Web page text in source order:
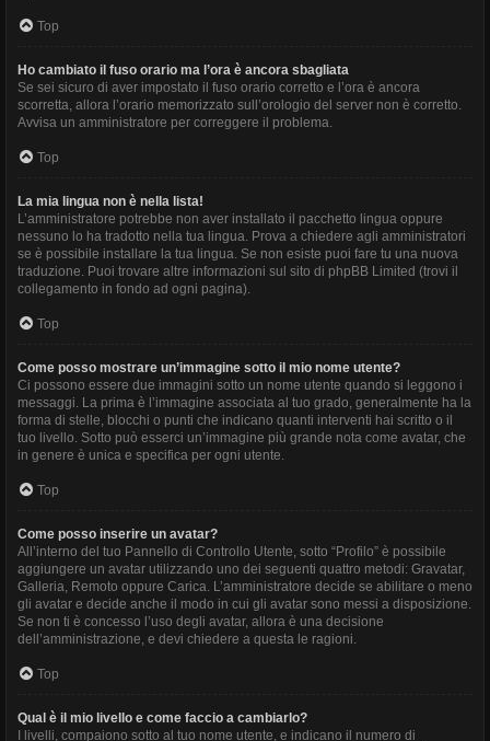
Top
Ho cambiato il fuso orario ma l’ora è ancora sbagliata
Se sei sicuro di aver impostato il fuso orario corretto e l’ora è ancora
scorretta, allora l’orario memorizzato sull’orologio del server non è corretto.
Avvisa un amministratore per correggere il problema.
Top
La mia lingua non è nella lista!
L’amministratore potrebbe non aver installato il pacchetto lingua oppure
nessuno lo ha tradotto nella tua lingua. Prova a chiedere agli amministratori
se è possibile installare la tua lingua. Se non esiste puoi fare tu una nuova
traduzione. Puoi trovare altre informazioni sul sito di phpBB Limited (trovi il
collegamento in fondo ad ogni pagina).
Top
Come posso mostrare un’immagine sotto il mio nome utente?
Ci possono essere due immagini sotto un nome utente quando si leggono i
messaggi. La prima è l’immagine associata al tuo grado, generalmente ha la
forma di stelle, blocchi o punti che indicano quanti interventi hai scritto o il
tuo livello. Sotto può esserci un’immagine più grande nota come avatar, che
in genere è unica e specifica per ogni utente.
Top
Come posso inserire un avatar?
All’interno del tuo Pannello di Controllo Utente, sotto “Profilo” è possibile
aggiungere un avatar utilizzando uno dei seguenti quattro metodi: Gravatar,
Galleria, Remoto oppure Carica. L’amministratore decide se abilitare o meno
gli avatar e decide anche il modo in cui gli avatar sono messi a disposizione.
Se non ti è concesso l’uso degli avatar, allora è una decisione
dell’amministrazione, e devi chiedere a questa le ragioni.
Top
Qual è il mio livello e come faccio a cambiarlo?
I livelli, compaiono sotto al tuo nome utente, e indicano il numero di